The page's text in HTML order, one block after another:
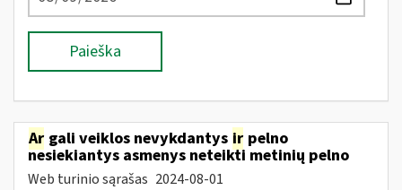
Paieška
Ar gali veiklos nevykdantys ir pelno
nesiekiantys asmenys neteikti metinių pelno
Web turinio sąrašas 2024-08-01